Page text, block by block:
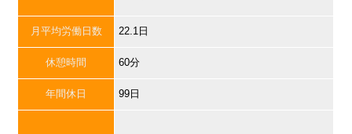
月平均労働日数 22.1日
休憩時間 60分
年間休日 99日